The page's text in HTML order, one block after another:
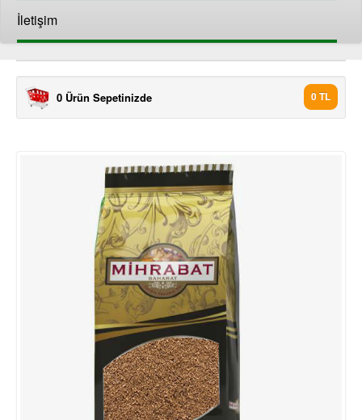
İletişim
0 Ürün Sepetinizde 0 TL
7 TÜRLÜ BAHARAT 1000 GR
7 TÜRLÜ BAHARAT 500 GR
AKBİBER TOZ 1000 GR
AKBİBER TOZ 500 GR
ANASON 1000 GR
ANASON 500 GR
ASPİR ÇİÇEĞİ 500 GR
BEYAZ TANE BİBER (AK BİBE.
BEYAZ TANE BİBER (AK BİBE.
BİBERİYE 1000 GR
BİBERİYE 500 GR
ÇÖREK OTO 1000 GR